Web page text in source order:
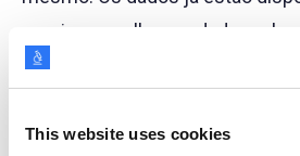
This website uses cookies
precisa escolher os dados
objetivos de pesquisa. Isso
inevitavelmente envolveria